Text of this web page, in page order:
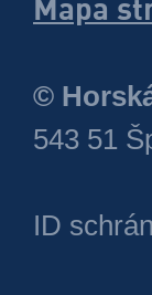
©
543 51
ID